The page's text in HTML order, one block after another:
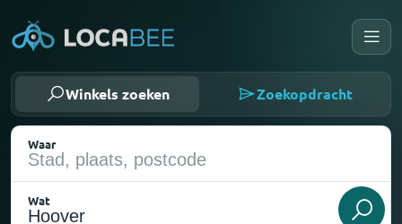
Winkels zoeken Zoekopdracht
Waar
Wat